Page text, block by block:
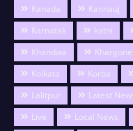
Kanada
Kannauj
Karnatak
katni
Khandwa
Khargone
Kolkata
Korba
Lalitpur
Latest
Live
Local News